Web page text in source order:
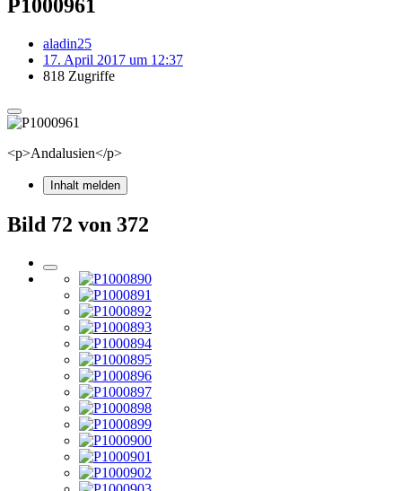
P1000961
aladin25
17. April 2017 um 12:37
818 Zugriffe
<p>Andalusien</p>
Inhalt melden
Bild 72 von 372